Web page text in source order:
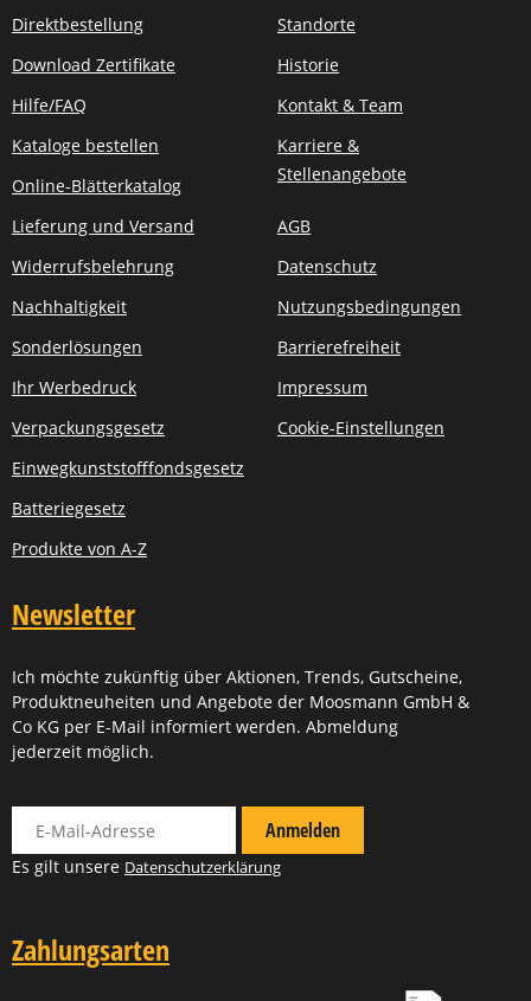
Direktbestellung
Download Zertifikate
Hilfe/FAQ
Kataloge bestellen
Online-Blätterkatalog
Lieferung und Versand
Widerrufsbelehrung
Nachhaltigkeit
Sonderlösungen
Ihr Werbedruck
Verpackungsgesetz
Einwegkunststofffondsgesetz
Batteriegesetz
Produkte von A-Z
Standorte
Historie
Kontakt & Team
Karriere &
Stellenangebote
AGB
Datenschutz
Nutzungsbedingungen
Barrierefreiheit
Impressum
Cookie-Einstellungen
Newsletter
Ich möchte zukünftig über Aktionen, Trends, Gutscheine,
Produktneuheiten und Angebote der Moosmann GmbH &
Co KG per E-Mail informiert werden. Abmeldung
jederzeit möglich.
Anmelden
Es gilt unsere Datenschutzerklärung
Zahlungsarten